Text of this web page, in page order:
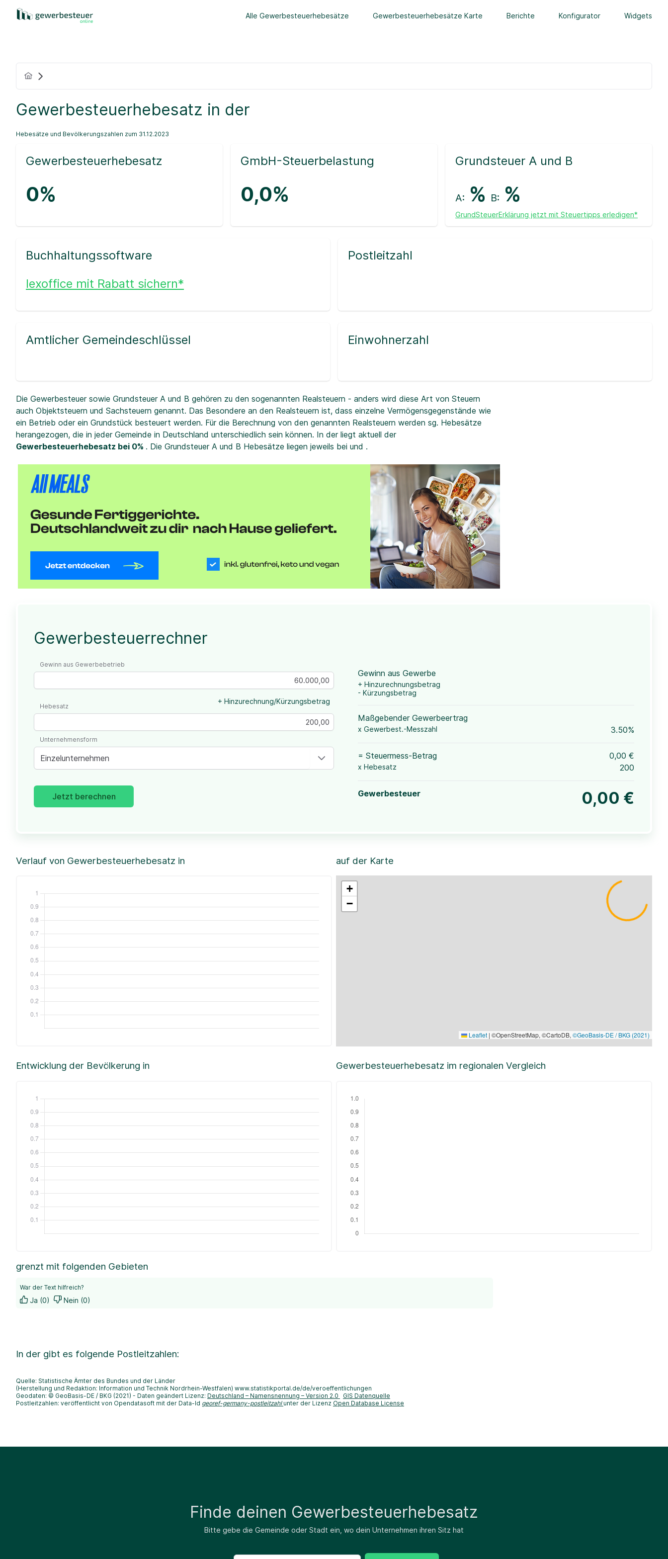
Alle Gewerbesteuerhebesätze Gewerbesteuerhebesätze Karte Berichte Konfigurator Widgets
Gewerbesteuerhebesatz in der
Hebesätze und Bevölkerungszahlen zum 31.12.2023
Gewerbesteuerhebesatz
0%
GmbH-Steuerbelastung
0,0%
Grundsteuer A und B
A: % B: %
GrundSteuerErklärung jetzt mit Steuertipps erledigen*
Buchhaltungssoftware
lexoffice mit Rabatt sichern*
Postleitzahl
Amtlicher Gemeindeschlüssel Einwohnerzahl
Die Gewerbesteuer sowie Grundsteuer A und B gehören zu den sogenannten Realsteuern - anders wird diese Art von Steuern
auch Objektsteuern und Sachsteuern genannt. Das Besondere an den Realsteuern ist, dass einzelne Vermögensgegenstände wie
ein Betrieb oder ein Grundstück besteuert werden. Für die Berechnung von den genannten Realsteuern werden sg. Hebesätze
herangezogen, die in jeder Gemeinde in Deutschland unterschiedlich sein können. In der liegt aktuell der
Gewerbesteuerhebesatz bei 0% . Die Grundsteuer A und B Hebesätze liegen jeweils bei und .
Gewerbesteuerrechner
Gewinn aus Gewerbebetrieb
+ Hinzurechnung/Kürzungsbetrag
Hebesatz
Einzelunternehmen
Unternehmensform
Jetzt berechnen
Gewinn aus Gewerbe
+ Hinzurechnungsbetrag
- Kürzungsbetrag
Maßgebender Gewerbeertrag
x Gewerbest.-Messzahl 3.50%
= Steuermess-Betrag 0,00 €
x Hebesatz 200
Gewerbesteuer 0,00 €
Verlauf von Gewerbesteuerhebesatz in auf der Karte
+
−
Leaflet | ©OpenStreetMap, ©CartoDB, ©GeoBasis-DE / BKG (2021)
Entwicklung der Bevölkerung in Gewerbesteuerhebesatz im regionalen Vergleich
grenzt mit folgenden Gebieten
War der Text hilfreich?
Ja (0) Nein (0)
In der gibt es folgende Postleitzahlen:
Quelle: Statistische Ämter des Bundes und der Länder
(Herstellung und Redaktion: Information und Technik Nordrhein-Westfalen) www.statistikportal.de/de/veroeffentlichungen
Geodaten: © GeoBasis-DE / BKG (2021) - Daten geändert Lizenz: Deutschland – Namensnennung – Version 2.0
GIS Datenquelle
Postleitzahlen: veröffentlicht von Opendatasoft mit der Data-Id georef-germany-postleitzahl unter der Lizenz Open Database License
Finde deinen Gewerbesteuerhebesatz
Bitte gebe die Gemeinde oder Stadt ein, wo dein Unternehmen ihren Sitz hat